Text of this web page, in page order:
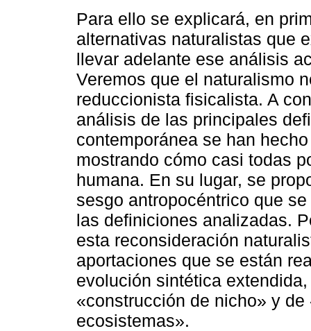
Para ello se explicará, en
alternativas naturalistas que
llevar adelante ese análisis
Veremos que el naturalismo
reduccionista fisicalista. A
análisis de las principales
contemporánea se han
mostrando cómo casi todas
humana. En su lugar, se
sesgo antropocéntrico que
las definiciones analizadas.
esta reconsideración
aportaciones que se están
evolución sintética
«construcción de nicho» y
ecosistemas».